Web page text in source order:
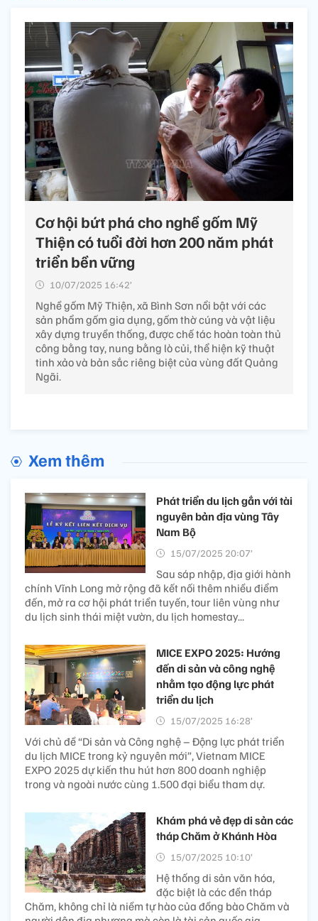
Cơ hội bứt phá cho nghề gốm Mỹ
Thiện có tuổi đời hơn 200 năm phát
triển bền vững
10/07/2025 16:42’
Nghề gốm Mỹ Thiện, xã Bình Sơn nổi bật với các
sản phẩm gốm gia dụng, gốm thờ cúng và vật liệu
xây dựng truyền thống, được chế tác hoàn toàn thủ
công bằng tay, nung bằng lò củi, thể hiện kỹ thuật
tinh xảo và bản sắc riêng biệt của vùng đất Quảng
Ngãi.
Xem thêm
Phát triển du lịch gắn với tài
nguyên bản địa vùng Tây
Nam Bộ
15/07/2025 20:07’
Sau sáp nhập, địa giới hành
chính Vĩnh Long mở rộng đã kết nối thêm nhiều điểm
đến, mở ra cơ hội phát triển tuyến, tour liên vùng như
du lịch sinh thái miệt vườn, du lịch homestay...
MICE EXPO 2025: Hướng
đến di sản và công nghệ
nhằm tạo động lực phát
triển du lịch
15/07/2025 16:28’
Với chủ đề “Di sản và Công nghệ – Động lực phát triển
du lịch MICE trong kỷ nguyên mới”, Vietnam MICE
EXPO 2025 dự kiến thu hút hơn 800 doanh nghiệp
trong và ngoài nước cùng 1.500 đại biểu tham dự.
Khám phá vẻ đẹp di sản các
tháp Chăm ở Khánh Hòa
15/07/2025 10:10’
Hệ thống di sản văn hóa,
đặc biệt là các đền tháp
Chăm, không chỉ là niềm tự hào của đồng bào Chăm và